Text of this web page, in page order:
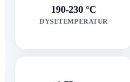
190-230 °C
DYSETEMPERATUR